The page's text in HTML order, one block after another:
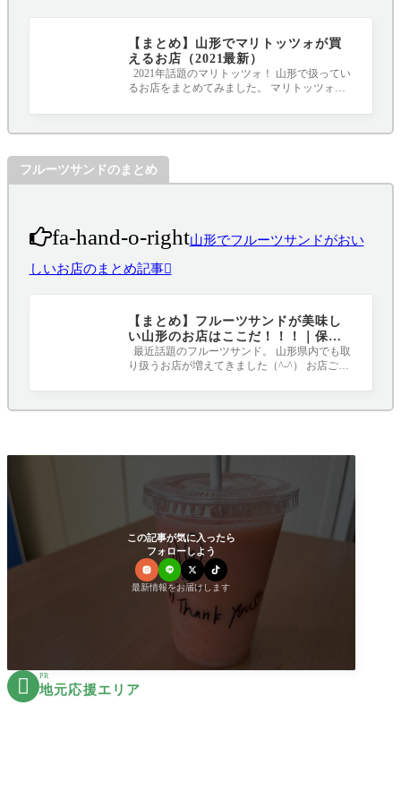
【まとめ】山形でマリトッツォが買
えるお店（2021最新）
2021年話題のマリトッツォ！ 山形で扱ってい
るお店をまとめてみました。 マリトッツォと
フルーツサンドのまとめ
fa-hand-o-right山形でフルーツサンドがおい
しいお店のまとめ記事
【まとめ】フルーツサンドが美味し
い山形のお店はここだ！！！｜保存
版
最近話題のフルーツサンド。 山形県内でも取
り扱うお店が増えてきました（^-^） お店ごと
この記事が気に入ったら
フォローしよう
最新情報をお届けします
 PR
地元応援エリア